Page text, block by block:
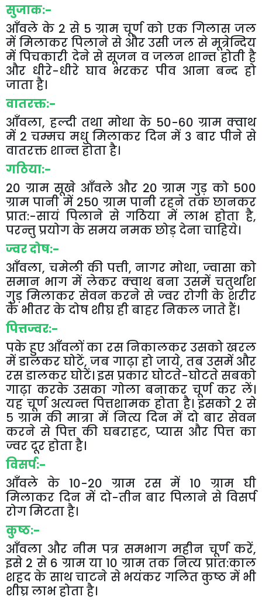
सुजाक:-
आँवले के 2 से 5 ग्राम चूर्ण को एक गिलास जल
में मिलाकर पिलाने से और उसी जल से मूत्रेन्दिय
में पिचकारी देने से सूजन व जलन शान्त होती है
और धीरे-धीरे घाव भरकर पीव आना बन्द हो
जाताहै।
वातरक्त:-
आँवला, हल्दी तथा मोथा के 50-60 ग्राम क्वाथ
में 2 चम्मच मधु मिलाकर दिन में 3 बार पीने से
वातरक्त शान्तहोताहै।
गठिया:-
20 ग्राम सूखे आँवले और 20 ग्राम गुड़ को 500
ग्राम पानी में 250 ग्राम पानी रहने तक छानकर
प्रात:-सायं पिलाने से गठिया में लाभ होता है,
परन्तुप्रयोगकेसमयनमकछोड़देनाचाहिये।
ज्वरदोष:-
आँवला, चमेली की पत्ती,नागर मोथा,ज्वासा को
समान भाग में लेकर क्वाथ बना उसमें चतुर्थांश
गुड़ मिलाकर सेवन करने से ज्वर रोगी के शरीर
के भीतरकेदोष शीघ्रहीबाहरनिकलजातेहैं।
पित्तज्वर:-
पकेहुए आँवलोंका रसनिकालकरउसकोखरल
मेंडालकरघोटें,जब गाढ़ाहोजाये, तबउसमें और
रसडालकरघोटें। इसप्रकारघोटते-घोटतेसबको
गाढ़ा करके उसका गोला बनाकर चूर्ण कर लें।
यह चूर्ण अत्यन्त पित्तशामक होता है। इसको २ से
५ ग्राम की मात्रा में नित्य दिन में दो बार सेवन
करने से पित्त की घबराहट, प्यास और पित्त का
ज्वरदूरहोताहै।
विसर्प:-
आँवले के10-20 ग्राम रस में 10 ग्राम घी
मिलाकर दिन में दो-तीन बार पिलाने से विसर्प
रोगमिटताहै।
कुष्ठ:-
आँवला और नीम पत्र समभाग महीन चूर्ण करें,
इसे 2 से6 ग्राम या 10 ग्राम तक नित्य प्रात:काल
शहदके साथचाटने से भयंकर गलितकुष्ठ में भी
शीघ्रलाभहोताहै।